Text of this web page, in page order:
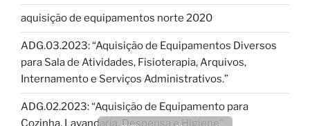
aquisição de equipamentos norte 2020
ADG.03.2023: “Aquisição de Equipamentos Diversos
para Sala de Atividades, Fisioterapia, Arquivos,
Internamento e Serviços Administrativos.”
ADG.02.2023: “Aquisição de Equipamento para
Cozinha, Lavandaria, Despensa e Higiene”